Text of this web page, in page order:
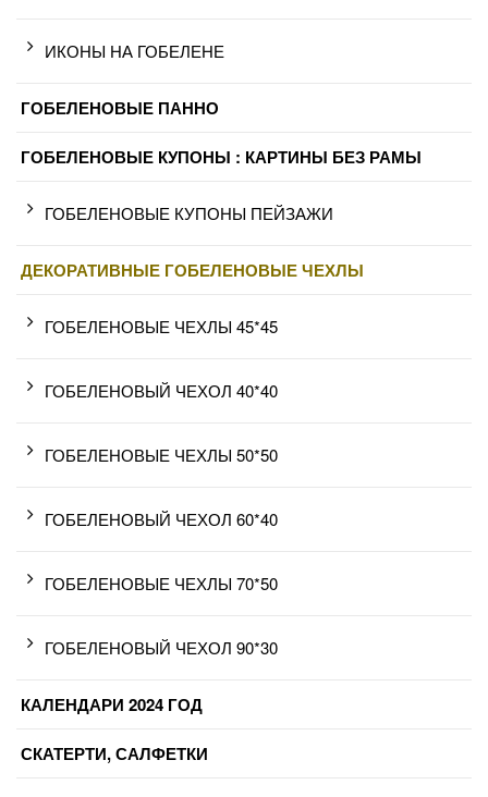
ИКОНЫ НА ГОБЕЛЕНЕ
ГОБЕЛЕНОВЫЕ ПАННО
ГОБЕЛЕНОВЫЕ КУПОНЫ : КАРТИНЫ БЕЗ РАМЫ
ГОБЕЛЕНОВЫЕ КУПОНЫ ПЕЙЗАЖИ
ДЕКОРАТИВНЫЕ ГОБЕЛЕНОВЫЕ ЧЕХЛЫ
ГОБЕЛЕНОВЫЕ ЧЕХЛЫ 45*45
ГОБЕЛЕНОВЫЙ ЧЕХОЛ 40*40
ГОБЕЛЕНОВЫЕ ЧЕХЛЫ 50*50
ГОБЕЛЕНОВЫЙ ЧЕХОЛ 60*40
ГОБЕЛЕНОВЫЕ ЧЕХЛЫ 70*50
ГОБЕЛЕНОВЫЙ ЧЕХОЛ 90*30
КАЛЕНДАРИ 2024 ГОД
СКАТЕРТИ, САЛФЕТКИ